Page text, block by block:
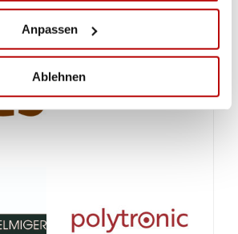
Anpassen
Ablehnen